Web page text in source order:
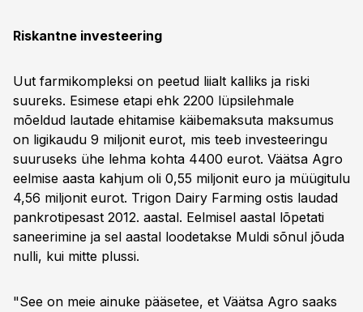
Riskantne investeering
Uut farmikompleksi on peetud liialt kalliks ja riski
suureks. Esimese etapi ehk 2200 lüpsilehmale
mõeldud lautade ehitamise käibemaksuta maksumus
on ligikaudu 9 miljonit eurot, mis teeb investeeringu
suuruseks ühe lehma kohta 4400 eurot. Väätsa Agro
eelmise aasta kahjum oli 0,55 miljonit euro ja müügitulu
4,56 miljonit eurot. Trigon Dairy Farming ostis laudad
pankrotipesast 2012. aastal. Eelmisel aastal lõpetati
saneerimine ja sel aastal loodetakse Muldi sõnul jõuda
nulli, kui mitte plussi.
"See on meie ainuke pääsetee, et Väätsa Agro saaks